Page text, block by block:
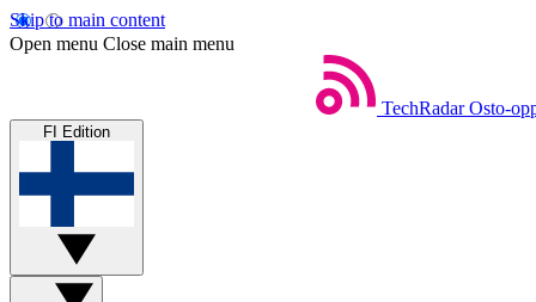
Skip to main content
Open menu Close main menu
TechRadar Osto-
FI Edition